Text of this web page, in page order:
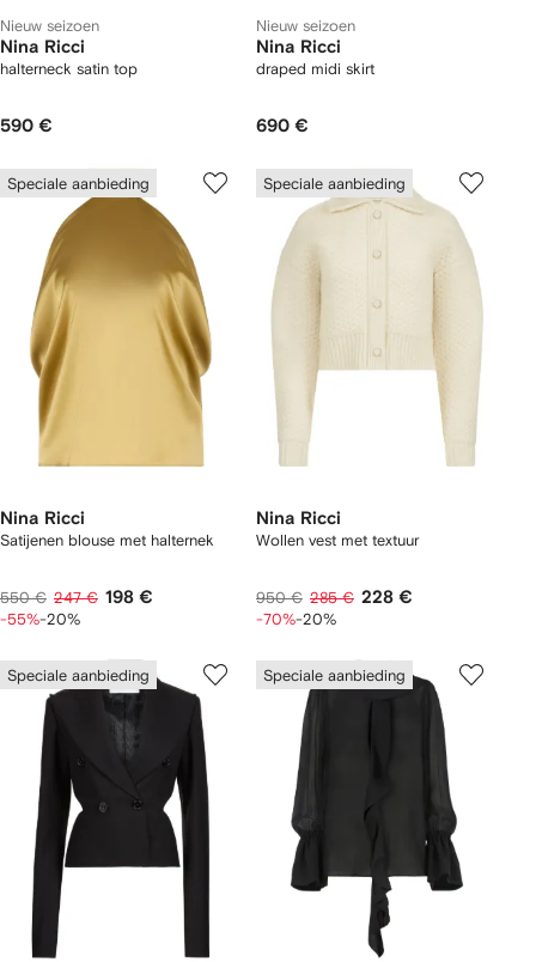
Nieuw seizoen
Nina Ricci
halterneck satin top
590 €
Nieuw seizoen
Nina Ricci
draped midi skirt
690 €
Speciale aanbieding
Nina Ricci
Satijenen blouse met halternek
550 € 247 € 198 €
-55%-20%
Speciale aanbieding
Nina Ricci
Wollen vest met textuur
950 € 285 € 228 €
-70%-20%
Speciale aanbieding Speciale aanbieding